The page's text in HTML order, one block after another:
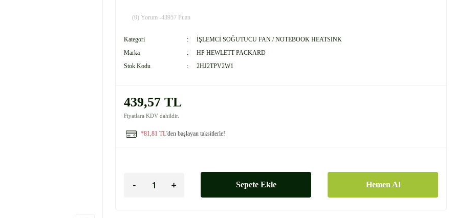
(0) Yorum -43957 Puan
Kategori
İŞLEMCİ SOĞUTUCU FAN / NOTEBOOK HEATSINK
Marka
HP HEWLETT PACKARD
Stok Kodu
2HJ2TPV2W1
439,57 TL
Fiyatlara KDV dahildir.
*81,81 TL'den başlayan taksitlerle!
Sepete Ekle Hemen Al